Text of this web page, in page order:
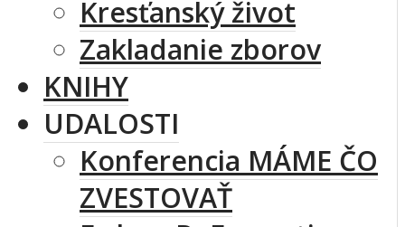
Kresťanský život
Zakladanie zborov
KNIHY
UDALOSTI
Konferencia MÁME ČO
ZVESTOVAŤ